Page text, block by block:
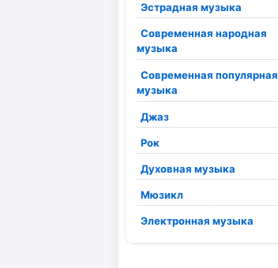
Эстрадная музыка
Современная народная
музыка
Современная популярная
музыка
Джаз
Рок
Духовная музыка
Мюзикл
Электронная музыка